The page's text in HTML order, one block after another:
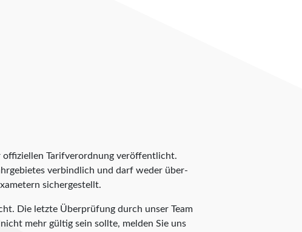
offiziellen Tarifverordnung veröffentlicht.
verbindlich und darf weder über-
sichergestellt.
Die letzte Überprüfung durch unser Team
mehr gültig sein sollte, melden Sie uns